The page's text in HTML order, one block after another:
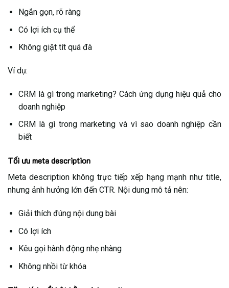
Ngắn gọn, rõ ràng
Có lợi ích cụ thể
Không giật tít quá đà
Ví dụ:
CRM là gì trong marketing? Cách ứng dụng hiệu quả cho
doanh nghiệp
CRM là gì trong marketing và vì sao doanh nghiệp cần
biết
Tối ưu meta description
Meta description không trực tiếp xếp hạng mạnh như title,
nhưng ảnh hưởng lớn đến CTR. Nội dung mô tả nên:
Giải thích đúng nội dung bài
Có lợi ích
Kêu gọi hành động nhẹ nhàng
Không nhồi từ khóa